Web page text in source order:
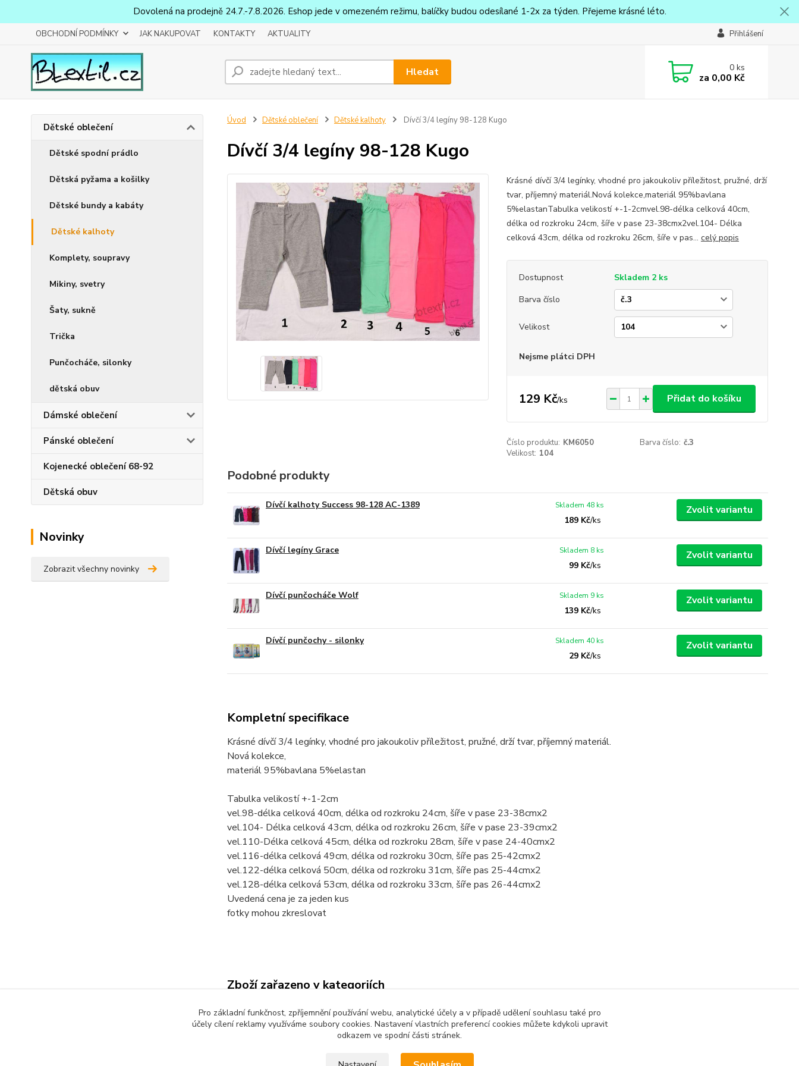
Dovolená na prodejně 24.7.-7.8.2026. Eshop jede v omezeném režimu, balíčky budou odesílané 1-2x za týden. Přejeme krásné léto.
OBCHODNÍ PODMÍNKY JAK NAKUPOVAT KONTAKTY AKTUALITY Přihlášení
Hledat 0ks
za 0,00 Kč
Dětské oblečení
Dětské spodní prádlo
Dětská pyžama a košilky
Dětské bundy a kabáty
Dětské kalhoty
Komplety, soupravy
Mikiny, svetry
Šaty, sukně
Trička
Punčocháče, silonky
dětská obuv
Dámské oblečení
Pánské oblečení
Kojenecké oblečení 68-92
Dětská obuv
Novinky
Zobrazit všechny novinky
Úvod Dětské oblečení Dětské kalhoty Dívčí 3/4 legíny 98-128 Kugo
Dívčí 3/4 legíny 98-128 Kugo
Krásné dívčí 3/4 legínky, vhodné pro jakoukoliv příležitost, pružné, drží
tvar, příjemný materiál.Nová kolekce,materiál 95%bavlana
5%elastanTabulka velikostí +-1-2cmvel.98-délka celková 40cm,
délka od rozkroku 24cm, šíře v pase 23-38cmx2vel.104- Délka
celková 43cm, délka od rozkroku 26cm, šíře v pas... celý popis
Dostupnost
Skladem 2 ks
Barva číslo
Velikost
Nejsme plátci DPH
129 Kč/ks Přidat do košíku
Číslo produktu: KM6050 Barva číslo: č.3
Velikost: 104
Podobné produkty
Dívčí kalhoty Success 98-128 AC-1389
189 Kč/ks
Skladem 48 ks Zvolit variantu
Dívčí legíny Grace
99 Kč/ks
Skladem 8 ks Zvolit variantu
Dívčí punčocháče Wolf
139 Kč/ks
Skladem 9 ks Zvolit variantu
Dívčí punčochy - silonky
29 Kč/ks
Skladem 40 ks Zvolit variantu
Kompletní specifikace
Krásné dívčí 3/4 legínky, vhodné pro jakoukoliv příležitost, pružné, drží tvar, příjemný materiál.
Nová kolekce,
materiál 95%bavlana 5%elastan
Tabulka velikostí +-1-2cm
vel.98-délka celková 40cm, délka od rozkroku 24cm, šíře v pase 23-38cmx2
vel.104- Délka celková 43cm, délka od rozkroku 26cm, šíře v pase 23-39cmx2
vel.110-Délka celková 45cm, délka od rozkroku 28cm, šíře v pase 24-40cmx2
vel.116-délka celková 49cm, délka od rozkroku 30cm, šíře pas 25-42cmx2
vel.122-délka celková 50cm, délka od rozkroku 31cm, šíře pas 25-44cmx2
vel.128-délka celková 53cm, délka od rozkroku 33cm, šíře pas 26-44cmx2
Uvedená cena je za jeden kus
fotky mohou zkreslovat
Zboží zařazeno v kategoriích
Dětské oblečení Dětské kalhoty
Pro základní funkčnost, zpříjemnění používání webu, analytické účely a v případě udělení souhlasu také pro
účely cílení reklamy využíváme soubory cookies. Nastavení vlastních preferencí cookies můžete kdykoli upravit
odkazem ve spodní části stránek.